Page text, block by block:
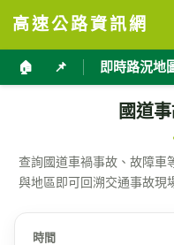
高速公路資訊網
🏠 📌 即時路況地
國道
查詢國道車禍事故、故障車
與地區即可回溯交通事故現
時間